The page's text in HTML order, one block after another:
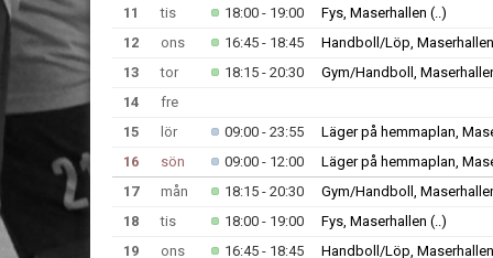
11
tis 18:00 - 19:00 Fys, Maserhallen (..)
12
ons 16:45 - 18:45
Handboll/Löp, Maserhallen
13
tor 18:15 - 20:30
Gym/Handboll,
14
fre
15
lör 09:00 - 23:55
Läger på hemmaplan,
16
sön 09:00 - 12:00
Läger på hemmaplan,
17
mån 18:15 - 20:30
Gym/Handboll,
18
tis 18:00 - 19:00 Fys, Maserhallen (..)
19
ons 16:45 - 18:45 Handboll/Löp, Maserhallen